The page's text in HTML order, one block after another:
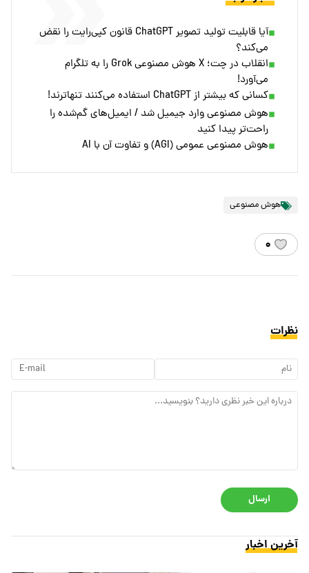
آیا قابلیت تولید تصویر ChatGPT قانون کپی‌رایت را نقض
می‌کند؟
انقلاب در چت؛ X هوش مصنوعی Grok را به تلگرام
می‌آورد!
کسانی که بیشتر از ChatGPT استفاده می‌کنند تنهاترند!
هوش مصنوعی وارد جیمیل شد / ایمیل‌های گم‌شده را
راحت‌تر پیدا کنید
هوش مصنوعی عمومی (AGI) و تفاوت آن با AI
هوش مصنوعی
۰
نظرات
ارسال
آخرین اخبار